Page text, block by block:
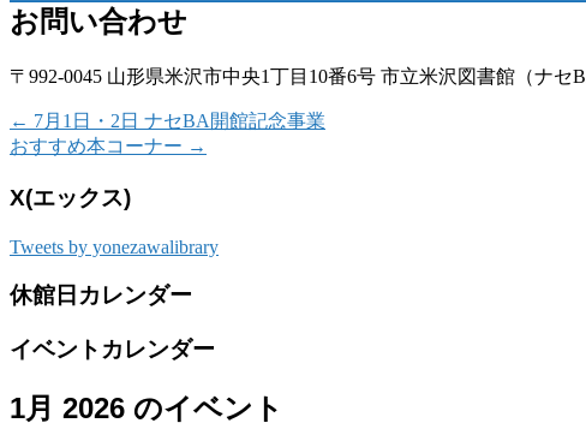
お問い合わせ
〒992-0045 山形県米沢市中央1丁目10番6号 市立米沢図書館（ナ
← 7月1日・2日 ナセBA開館記念事業
おすすめ本コーナー →
X(エックス)
Tweets by yonezawalibrary
休館日カレンダー
イベントカレンダー
1月 2026 のイベント